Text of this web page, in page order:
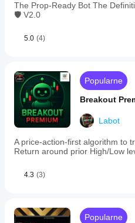
The Prop-Ready Bot The
🛡️ V2.0
5.0 (4)
Popularne
Breakout
Labot
A price-action-first algorithm to
Return around prior High/Low
4.3 (3)
Popularne